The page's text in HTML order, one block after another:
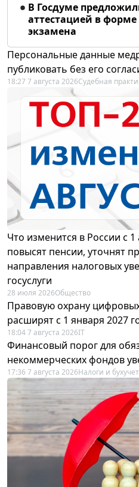
В Госдуме
аттестацией в форме
экзамена
Персональные данные
публиковать без его
18:27 7 августа 2026Судебная
Что изменится в России с 1
повысят пенсии, уточнят
направления налоговых
госуслуги
28 июля 2026Общество
Правовую охрану
расширят с 1 января 2027
18:04 7 августа 2026IT
Финансовый порог для
некоммерческих фондов
17:36 7 августа 2026Налоги и бухучет